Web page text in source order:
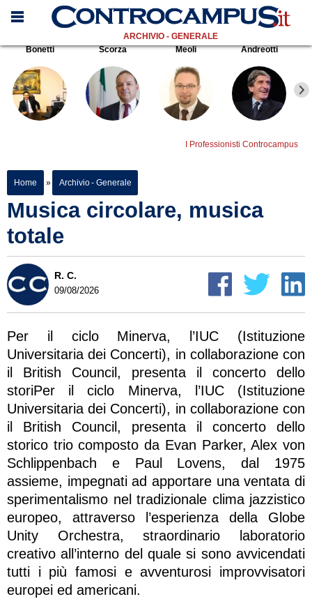
ARCHIVIO - GENERALE
Bonetti
Scorza Meoli Andreotti
I Professionisti Controcampus
Home » Archivio - Generale
Musica circolare, musica
totale
R. C.
09/08/2026
Per il ciclo Minerva, l’IUC (Istituzione
Universitaria dei Concerti), in collaborazione con
il British Council, presenta il concerto dello
storiPer il ciclo Minerva, l’IUC (Istituzione
Universitaria dei Concerti), in collaborazione con
il British Council, presenta il concerto dello
storico trio composto da Evan Parker, Alex von
Schlippenbach e Paul Lovens, dal 1975
assieme, impegnati ad apportare una ventata di
sperimentalismo nel tradizionale clima jazzistico
europeo, attraverso l’esperienza della Globe
Unity Orchestra, straordinario laboratorio
creativo all’interno del quale si sono avvicendati
tutti i più famosi e avventurosi improvvisatori
europei ed americani.